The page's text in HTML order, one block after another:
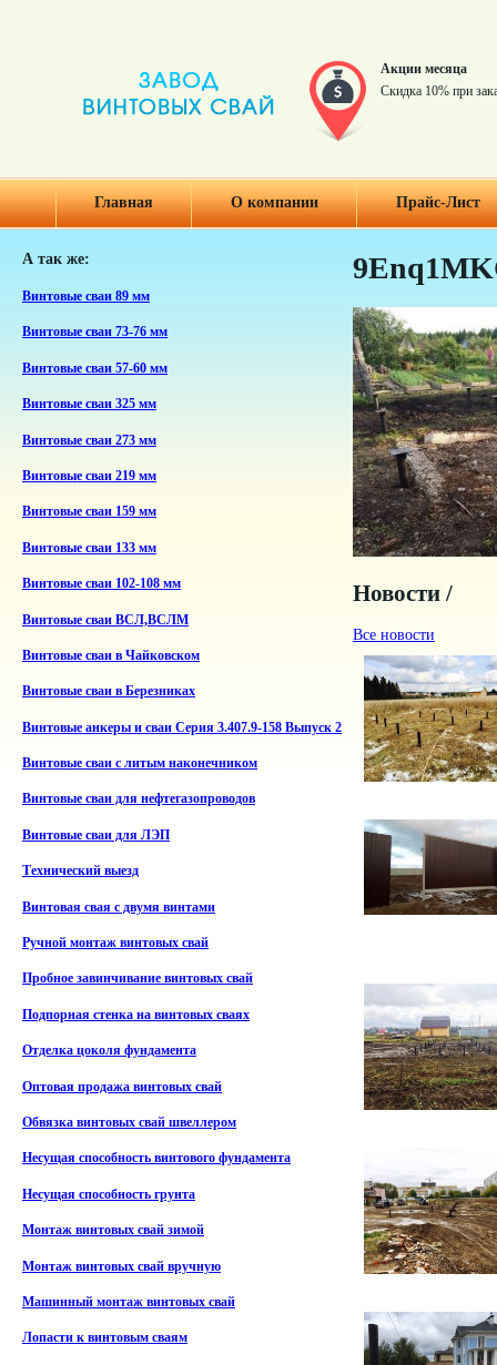
Акции месяца
Скидка 10% при
Главная О компании Прайс-Лист
А так же:
Винтовые сваи 89 мм
Винтовые сваи 73-76 мм
Винтовые сваи 57-60 мм
Винтовые сваи 325 мм
Винтовые сваи 273 мм
Винтовые сваи 219 мм
Винтовые сваи 159 мм
Винтовые сваи 133 мм
Винтовые сваи 102-108 мм
Винтовые сваи ВСЛ,ВСЛМ
Винтовые сваи в Чайковском
Винтовые сваи в Березниках
Винтовые анкеры и сваи Серия 3.407.9-158 Выпуск 2
Винтовые сваи с литым наконечником
Винтовые сваи для нефтегазопроводов
Винтовые сваи для ЛЭП
Технический выезд
Винтовая свая с двумя винтами
Ручной монтаж винтовых свай
Пробное завинчивание винтовых свай
Подпорная стенка на винтовых сваях
Отделка цоколя фундамента
Оптовая продажа винтовых свай
Обвязка винтовых свай швеллером
Несущая способность винтового фундамента
Несущая способность грунта
Монтаж винтовых свай зимой
Монтаж винтовых свай вручную
Машинный монтаж винтовых свай
Лопасти к винтовым сваям
Новости /
Все новости